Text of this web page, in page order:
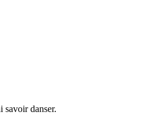
savoir danser.